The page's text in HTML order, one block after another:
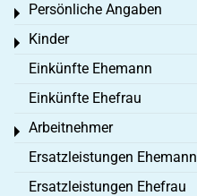
Persönliche Angaben
Toggle menu
Kinder
Toggle menu
Einkünfte Ehemann
Einkünfte Ehefrau
Arbeitnehmer
Toggle menu
Ersatzleistungen Ehemann
Ersatzleistungen Ehefrau